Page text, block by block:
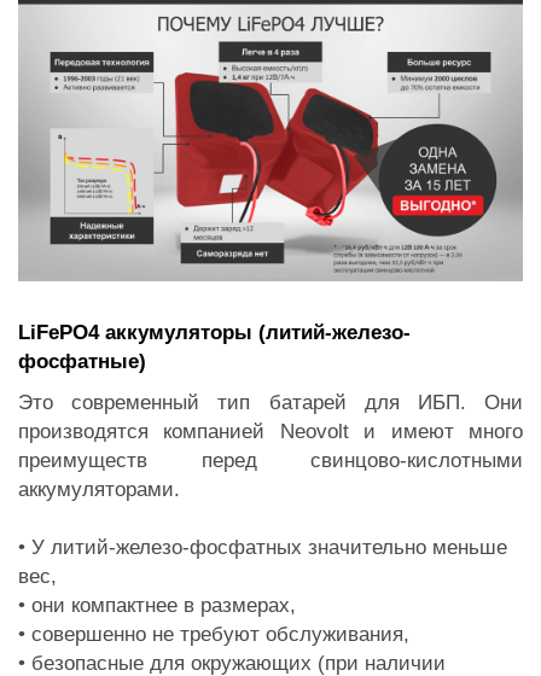
LiFePO4 аккумуляторы (литий-железо-
фосфатные)
Это современный тип батарей для ИБП. Они
производятся компанией Neovolt и имеют много
преимуществ перед свинцово-кислотными
аккумуляторами.
• У литий-железо-фосфатных значительно меньше
вес,
• они компактнее в размерах,
• совершенно не требуют обслуживания,
• безопасные для окружающих (при наличии